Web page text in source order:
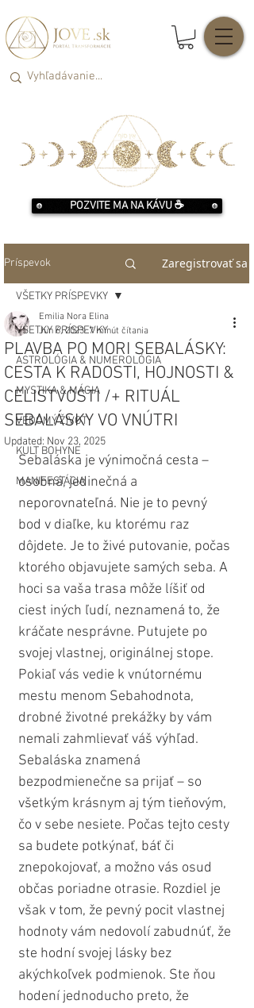
POZVITE MA NA KÁVU ☕️
Príspevok Zaregistrovať sa
VŠETKY PRÍSPEVKY
ASTROLÓGIA & NUMEROLÓGIA
MYSTIKA & MÁGIA
VEDOMÝ ŽIVOT
KULT BOHYNE
MANIFESTÁCIA
VŠETKY PRÍSPEVKY
PLAVBA PO MORI SEBALÁSKY:
CESTA K RADOSTI, HOJNOSTI &
CELISTVOSTI /+ RITUÁL
SEBALÁSKY VO VNÚTRI
Emilia Nora Elina
Jun 6, 2023 7 minút čítania
Updated: Nov 23, 2025
Sebaláska je výnimočná cesta –
osobná, jedinečná a
neporovnateľná. Nie je to pevný
bod v diaľke, ku ktorému raz
dôjdete. Je to živé putovanie, počas
ktorého objavujete samých seba. A
hoci sa vaša trasa môže líšiť od
ciest iných ľudí, neznamená to, že
kráčate nesprávne. Putujete po
svojej vlastnej, originálnej stope.
Pokiaľ vás vedie k vnútornému
mestu menom Sebahodnota,
drobné životné prekážky by vám
nemali zahmlievať váš výhľad.
Sebaláska znamená
bezpodmienečne sa prijať – so
všetkým krásnym aj tým tieňovým,
čo v sebe nesiete. Počas tejto cesty
sa budete potkýnať, báť či
znepokojovať, a možno vás osud
občas poriadne otrasie. Rozdiel je
však v tom, že pevný pocit vlastnej
hodnoty vám nedovolí zabudnúť, že
ste hodní svojej lásky bez
akýchkoľvek podmienok. Ste ňou
hodení jednoducho preto, že